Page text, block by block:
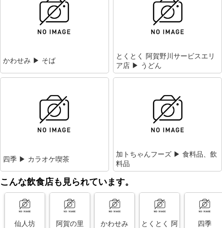
かわせみ ▶ そば
とくとく 阿賀野川サービスエリ
ア店 ▶ うどん
四季 ▶ カラオケ喫茶
加トちゃんフーズ ▶ 食料品、飲
料品
こんな飲食店も見られています。
仙人坊 阿賀の里 かわせみ
とくとく 阿
四季